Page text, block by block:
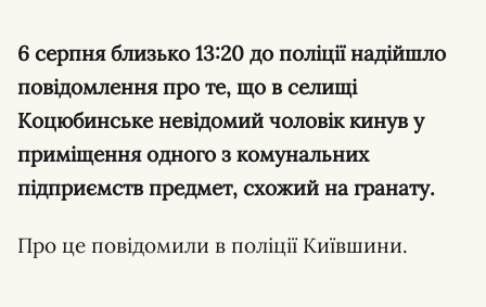
6 серпня близько 13:20 до поліції надійшло
повідомлення про те, що в селищі
Коцюбинське невідомий чоловік кинув у
приміщення одного з комунальних
підприємств предмет, схожий на гранату.
Про це повідомили в поліції Київшини.